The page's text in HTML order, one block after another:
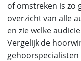
of omstreken is zo
overzicht van alle
en zie welke
Vergelijk de